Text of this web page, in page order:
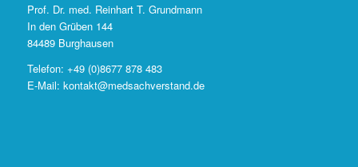
Prof. Dr. med. Reinhart T. Grundmann
In den Grüben 144
84489 Burghausen
Telefon: +49 (0)8677 878 483
E-Mail: kontakt@medsachverstand.de